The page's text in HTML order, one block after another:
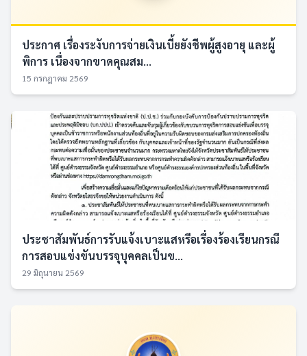
ประกาศ เรื่องระงับการจ่ายเงินเบี้ยยังชีพผู้สูงอายุ และผู้
พิการ เนื่องจากขาดคุณสม...
15 กรกฎาคม 2569
ประชาสัมพันธ์การรับแจ้งเบาะแสหรือเรื่องร้องเรียนกรณี
การสอบแข่งขันบรรจุบุคคลเป็นข...
29 มิถุนายน 2569